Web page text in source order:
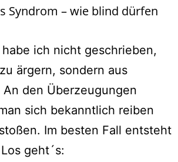
Syndrom – wie blind dürfen
ich nicht geschrieben,
ärgern, sondern aus
den Überzeugungen
sich bekanntlich reiben
Im besten Fall entsteht
geht´s: